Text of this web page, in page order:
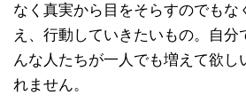
なく真実から目をそらすのでもな
え、行動していきたいもの。自分
んな人たちが一人でも増えて欲し
れません。